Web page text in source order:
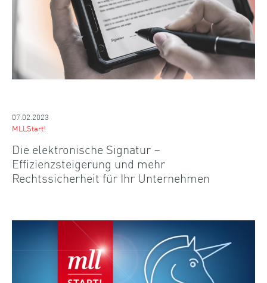
07.02.2023
MLLStart!
Die elektronische Signatur –
Effizienzsteigerung und mehr
Rechtssicherheit für Ihr Unternehmen